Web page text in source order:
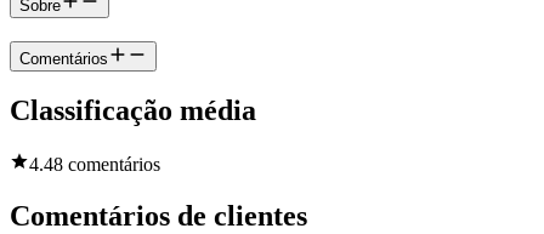
Sobre
Comentários
Classificação média
4.48 comentários
Comentários de clientes